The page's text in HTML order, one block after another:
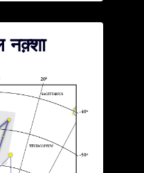
नक़्शा